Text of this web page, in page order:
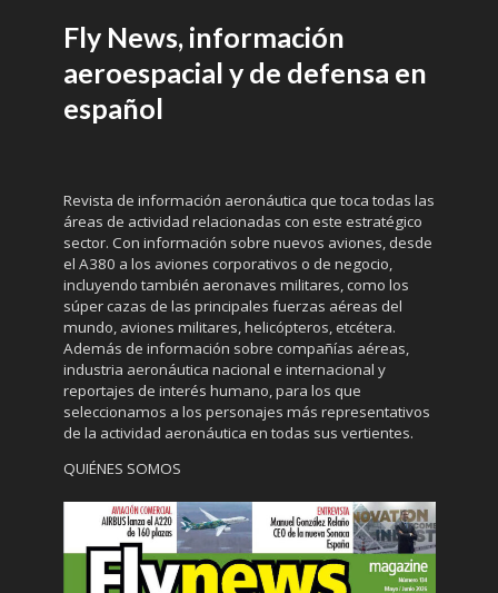
Fly News, información
aeroespacial y de defensa en
español
Revista de información aeronáutica que toca todas las
áreas de actividad relacionadas con este estratégico
sector. Con información sobre nuevos aviones, desde
el A380 a los aviones corporativos o de negocio,
incluyendo también aeronaves militares, como los
súper cazas de las principales fuerzas aéreas del
mundo, aviones militares, helicópteros, etcétera.
Además de información sobre compañías aéreas,
industria aeronáutica nacional e internacional y
reportajes de interés humano, para los que
seleccionamos a los personajes más representativos
de la actividad aeronáutica en todas sus vertientes.
QUIÉNES SOMOS